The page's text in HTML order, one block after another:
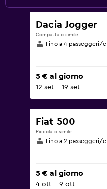
Dacia Jogger
Compatta o simile
Fino a 4 passeggeri/e
5 € al giorno
12 set - 19 set
Fiat 500
Piccola o simile
Fino a 2 passeggeri/e
5 € al giorno
4 ott - 9 ott